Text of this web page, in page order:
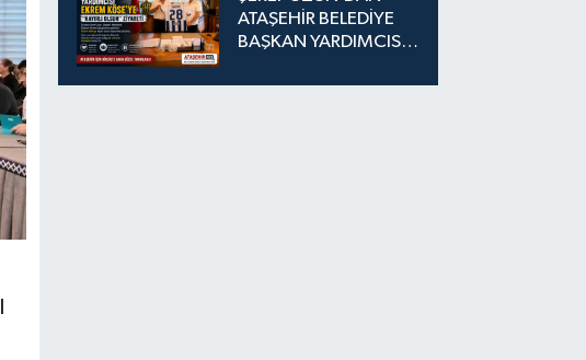
ATAŞEHİR BELEDİYE
BAŞKAN YARDIMCISI
"HAYIRLI OLSUN"